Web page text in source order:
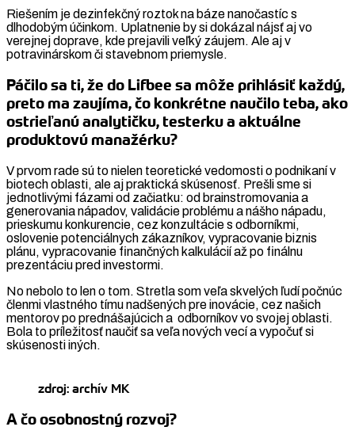
Riešením je dezinfekčný roztok na báze nanočastíc s
dlhodobým účinkom. Uplatnenie by si dokázal nájsť aj vo
verejnej doprave, kde prejavili veľký záujem. Ale aj v
potravinárskom či stavebnom priemysle.
Páčilo sa ti, že do Lifbee sa môže prihlásiť každý,
preto ma zaujíma, čo konkrétne naučilo teba, ako
ostrieľanú analytičku, testerku a aktuálne
produktovú manažérku?
V prvom rade sú to nielen teoretické vedomosti o podnikaní v
biotech oblasti, ale aj praktická skúsenosť. Prešli sme si
jednotlivými fázami od začiatku: od brainstromovania a
generovania nápadov, validácie problému a nášho nápadu,
prieskumu konkurencie, cez konzultácie s odborníkmi,
oslovenie potenciálnych zákazníkov, vypracovanie biznis
plánu, vypracovanie finančných kalkulácií až po finálnu
prezentáciu pred investormi.
No nebolo to len o tom. Stretla som veľa skvelých ľudí počnúc
členmi vlastného tímu nadšených pre inovácie, cez našich
mentorov po prednášajúcich a odborníkov vo svojej oblasti.
Bola to príležitosť naučiť sa veľa nových vecí a vypočuť si
skúsenosti iných.
zdroj: archív MK
A čo osobnostný rozvoj?